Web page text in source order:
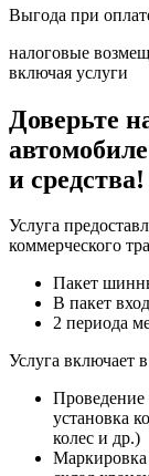
Выгода при
налоговые
включая услуги
Доверьте
и средства!
Услуга
коммерческого
Пакет
В пакет
2 периода
Услуга включает
Проведение
установка
колес и др.)
Маркировка